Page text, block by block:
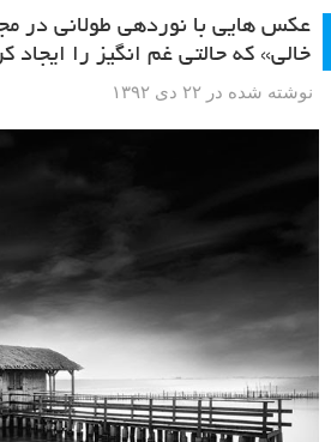
عکس هایی با نوردهی طولانی در
خالی» که حالتی غم انگیز را ایجاد
نوشته شده در ۲۲ دی ۱۳۹۲